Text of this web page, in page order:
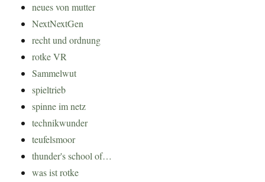
neues von mutter
NextNextGen
recht und ordnung
rotke VR
Sammelwut
spieltrieb
spinne im netz
technikwunder
teufelsmoor
thunder's school of…
was ist rotke